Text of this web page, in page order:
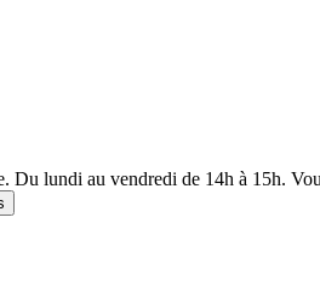
lundi au vendredi de 14h à 15h.